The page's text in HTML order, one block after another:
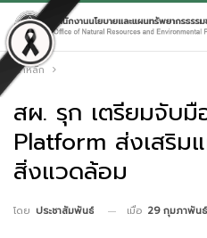
หน้าหลัก
สผ. รุก เตรียมจับมื
Platform ส่งเสริ
สิ่งแวดล้อม
โดย ประชาสัมพันธ์ เมื่อ 29 กุมภาพัน